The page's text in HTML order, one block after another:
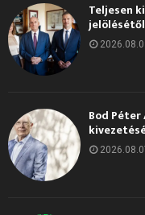
Teljesen
Bod